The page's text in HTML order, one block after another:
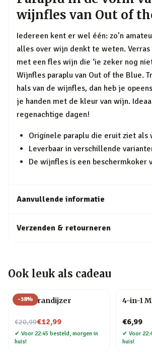
wijnfles van Out of
Iedereen kent er wel één: zo’n
alles over wijn denkt te weten. Verras
met een fles wijn die ‘ie zeker nog
Wijnfles paraplu van Out of the Blue.
hals van de wijnfles, dan heb je
je handen met de kleur van wijn.
regenachtige dagen!
Originele paraplu die eruit ziet als
Leverbaar in verschillende
De wijnfles is een beschermkoker
Aanvullende informatie
Verzenden & retourneren
Ook leuk als cadeau
-38%
BBQ brandijzer
€20,99
Nu voor€12,99
✔ Voor 22:45 besteld, morgen in
huis!
4-in-1
€6,99
✔ Voor
huis!